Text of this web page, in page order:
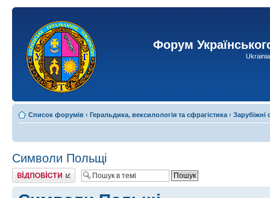
Форум
Список форумів ‹ Геральдика, вексилологія та сфрагістика ‹ Зарубіжні
Символи Польщі
Відповісти